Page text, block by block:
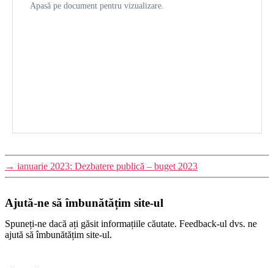
Apasă pe document pentru vizualizare.
→ ianuarie 2023: Dezbatere publică – buget 2023
Ajută-ne să îmbunătățim site-ul
Spuneți-ne dacă ați găsit informațiile căutate. Feedback-ul dvs. ne
ajută să îmbunătățim site-ul.